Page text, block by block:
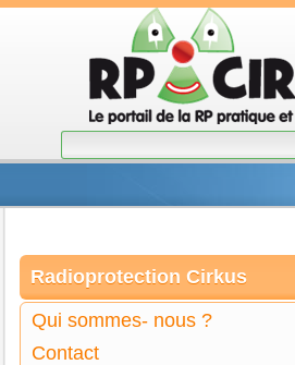
Radioprotection Cirkus
Qui sommes- nous ?
Contact